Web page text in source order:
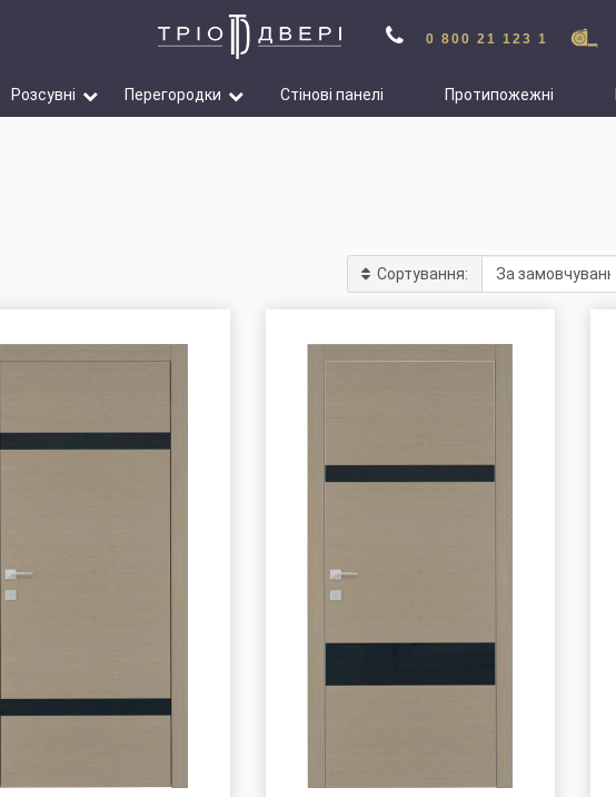
0 800 21 123 1
Розсувні Перегородки Стінові панелі Протипожежні
Сортування: